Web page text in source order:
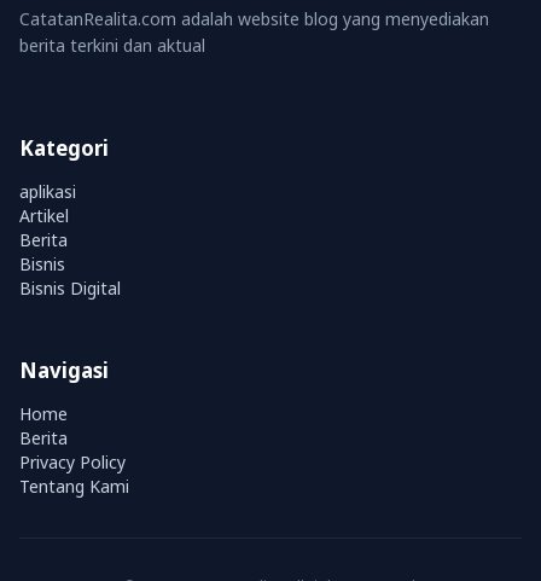
CatatanRealita.com adalah website blog yang menyediakan
berita terkini dan aktual
Kategori
aplikasi
Artikel
Berita
Bisnis
Bisnis Digital
Navigasi
Home
Berita
Privacy Policy
Tentang Kami